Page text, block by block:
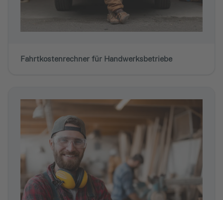
Fahrtkostenrechner für Handwerksbetriebe